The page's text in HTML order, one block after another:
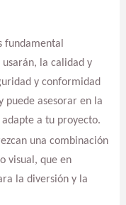
fundamental
la calidad y
y conformidad
puede asesorar en la
a tu proyecto.
una combinación
visual, que en
la diversión y la